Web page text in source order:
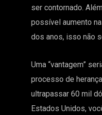
ser contornado.
possível aumento
dos anos, isso não
Uma “vantagem”
processo de
ultrapassar 60 mil
Estados Unidos,